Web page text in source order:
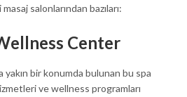
salonlarından bazıları:
Center
yakın bir konumda bulunan bu spa
ve wellness programları